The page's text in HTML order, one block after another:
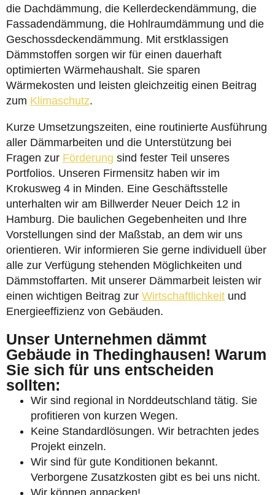
die Dachdämmung, die Kellerdeckendämmung, die
Fassadendämmung, die Hohlraumdämmung und die
Geschossdeckendämmung. Mit erstklassigen
Dämmstoffen sorgen wir für einen dauerhaft
optimierten Wärmehaushalt. Sie sparen
Wärmekosten und leisten gleichzeitig einen Beitrag
zum Klimaschutz.
Kurze Umsetzungszeiten, eine routinierte Ausführung
aller Dämmarbeiten und die Unterstützung bei
Fragen zur Förderung sind fester Teil unseres
Portfolios. Unseren Firmensitz haben wir im
Krokusweg 4 in Minden. Eine Geschäftsstelle
unterhalten wir am Billwerder Neuer Deich 12 in
Hamburg. Die baulichen Gegebenheiten und Ihre
Vorstellungen sind der Maßstab, an dem wir uns
orientieren. Wir informieren Sie gerne individuell über
alle zur Verfügung stehenden Möglichkeiten und
Dämmstoffarten. Mit unserer Dämmarbeit leisten wir
einen wichtigen Beitrag zur Wirtschaftlichkeit und
Energieeffizienz von Gebäuden.
Unser Unternehmen dämmt
Gebäude in Thedinghausen! Warum
Sie sich für uns entscheiden
sollten:
Wir sind regional in Norddeutschland tätig. Sie
profitieren von kurzen Wegen.
Keine Standardlösungen. Wir betrachten jedes
Projekt einzeln.
Wir sind für gute Konditionen bekannt.
Verborgene Zusatzkosten gibt es bei uns nicht.
Wir können anpacken!